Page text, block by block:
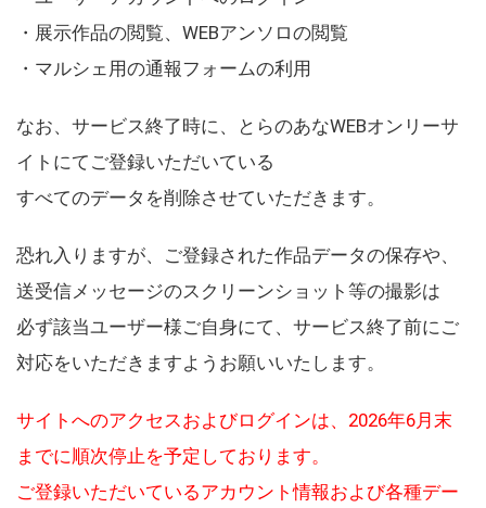
・展示作品の閲覧、WEBアンソロの閲覧
・マルシェ用の通報フォームの利用
なお、サービス終了時に、とらのあなWEBオンリーサ
イトにてご登録いただいている
すべてのデータを削除させていただきます。
恐れ入りますが、ご登録された作品データの保存や、
送受信メッセージのスクリーンショット等の撮影は
必ず該当ユーザー様ご自身にて、サービス終了前にご
対応をいただきますようお願いいたします。
サイトへのアクセスおよびログインは、2026年6月末
までに順次停止を予定しております。
ご登録いただいているアカウント情報および各種デー